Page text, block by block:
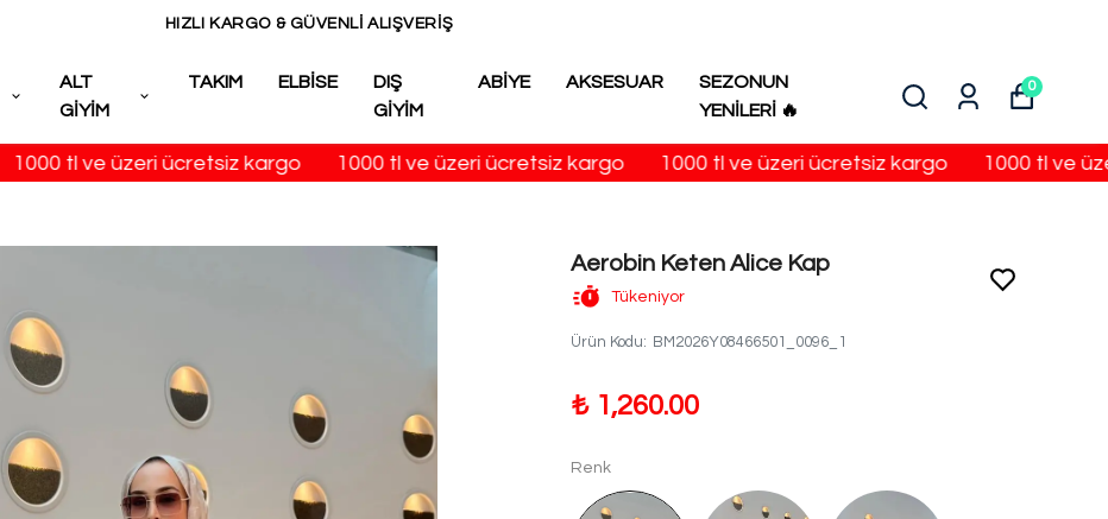
HIZLI KARGO & GÜVENLİ ALIŞVERİŞ
ALT
GİYİM
TAKIM ELBİSE
DIŞ
GİYİM
ABİYE AKSESUAR
SEZONUN
YENİLERİ 🔥
0
1000 tl ve üzeri ücretsiz kargo 1000 tl ve üzeri ücretsiz kargo 1000 tl ve üzeri ücretsiz kargo 1000 tl ve
Aerobin Keten Alice Kap
Tükeniyor
Ürün Kodu: BM2026Y08466501_0096_1
₺ 1,260.00
Renk